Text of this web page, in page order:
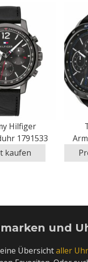
Hilfiger
1791533
kaufen
und
Übersichtaller